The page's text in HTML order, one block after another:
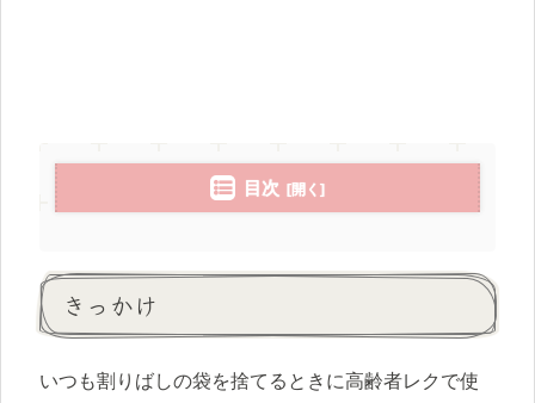
目次
きっかけ
いつも割りばしの袋を捨てるときに高齢者レクで使